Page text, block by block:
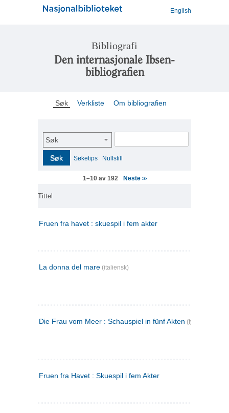
English
Bibliografi
Den internasjonale Ibsen-
bibliografien
Søk Verkliste Om bibliografien
Søk
Søk Søketips Nullstill
1–10 av 192 Neste >>
Tittel
Fruen fra havet : skuespil i fem akter
La donna del mare (italiensk)
Die Frau vom Meer : Schauspiel in fünf Akten (tysk)
Fruen fra Havet : Skuespil i fem Akter